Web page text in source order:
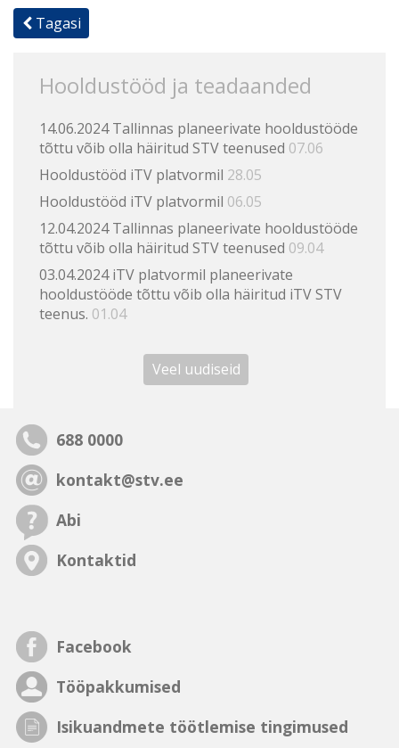
Tagasi
Hooldustööd ja teadaanded
14.06.2024 Tallinnas planeerivate hooldustööde
tõttu võib olla häiritud STV teenused 07.06
Hooldustööd iTV platvormil 28.05
Hooldustööd iTV platvormil 06.05
12.04.2024 Tallinnas planeerivate hooldustööde
tõttu võib olla häiritud STV teenused 09.04
03.04.2024 iTV platvormil planeerivate
hooldustööde tõttu võib olla häiritud iTV STV
teenus. 01.04
Veel uudiseid
688 0000
kontakt@stv.ee
Abi
Kontaktid
Facebook
Tööpakkumised
Isikuandmete töötlemise tingimused